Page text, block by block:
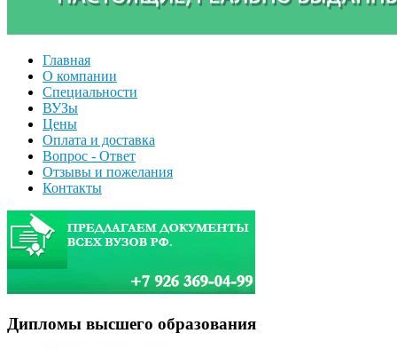
Главная
О компании
Специальности
ВУЗы
Цены
Оплата и доставка
Вопрос - Ответ
Отзывы и пожелания
Контакты
Дипломы высшего образования